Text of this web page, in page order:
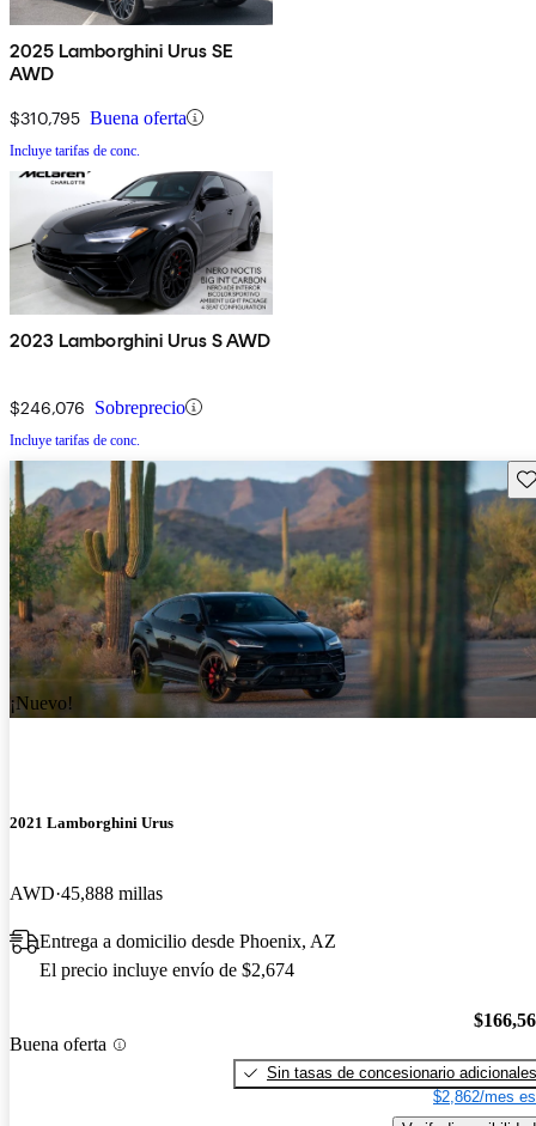
2025 Lamborghini Urus SE
AWD
$310,795 Buena oferta
Incluye tarifas de conc.
2023 Lamborghini Urus S AWD
$246,076 Sobreprecio
Incluye tarifas de conc.
¡Nuevo!
2021 Lamborghini Urus
AWD 45,888 millas
Entrega a domicilio desde Phoenix, AZ
El precio incluye envío de $2,674
Buena oferta
Sin tasas de concesionario adicionales
$2,862/mes